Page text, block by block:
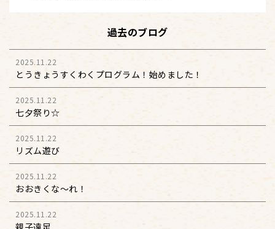
過去のブログ
2025.11.22
とうきょうすくわくプログラム！始めました！
2025.11.22
七夕祭り☆
2025.11.22
リズム遊び
2025.11.22
おおきくな～れ！
2025.11.22
親子遠足